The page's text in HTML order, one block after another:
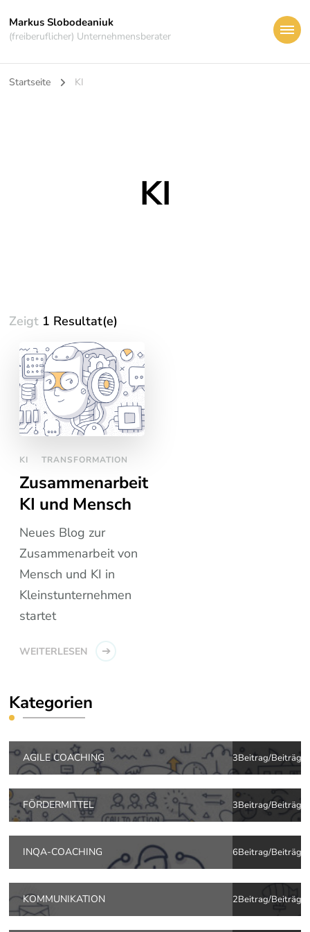
Markus Slobodeaniuk
(freiberuflicher) Unternehmensberater
Startseite KI
KI
Zeigt 1 Resultat(e)
KI TRANSFORMATION
Zusammenarbeit
KI und Mensch
Neues Blog zur
Zusammenarbeit von
Mensch und KI in
Kleinstunternehmen
startet
WEITERLESEN
Kategorien
AGILE COACHING 3Beitrag/Beiträge
FÖRDERMITTEL 3Beitrag/Beiträge
INQA-COACHING 6Beitrag/Beiträge
KOMMUNIKATION 2Beitrag/Beiträge